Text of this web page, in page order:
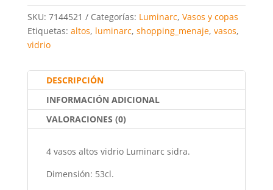
cantidad
c
e
b
o
o
k
itt
er
ai
l
at
s
p
p
er
e
m
p
tir
SKU: 7144521 Categorías: Luminarc, Vasos y copas
Etiquetas: altos, luminarc, shopping_menaje, vasos,
vidrio
DESCRIPCIÓN
INFORMACIÓN ADICIONAL
VALORACIONES (0)
4 vasos altos vidrio Luminarc sidra.
Dimensión: 53cl.